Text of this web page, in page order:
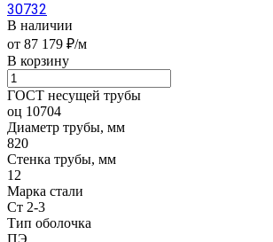
30732
В наличии
от 87 179 ₽/м
В корзину
ГОСТ несущей трубы
оц 10704
Диаметр трубы, мм
820
Стенка трубы, мм
12
Марка стали
Ст 2-3
Тип оболочка
ПЭ